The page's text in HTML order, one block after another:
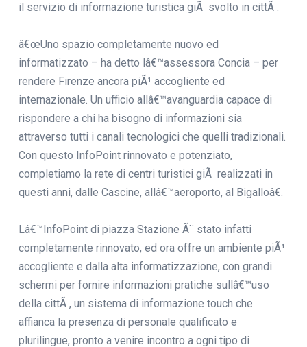
il servizio di informazione turistica giÃ svolto in cittÃ .
â€œUno spazio completamente nuovo ed
informatizzato – ha detto lâ€™assessora Concia – per
rendere Firenze ancora piÃ¹ accogliente ed
internazionale. Un ufficio allâ€™avanguardia capace di
rispondere a chi ha bisogno di informazioni sia
attraverso tutti i canali tecnologici che quelli tradizionali.
Con questo InfoPoint rinnovato e potenziato,
completiamo la rete di centri turistici giÃ realizzati in
questi anni, dalle Cascine, allâ€™aeroporto, al Bigalloâ€.
Lâ€™InfoPoint di piazza Stazione Ã¨ stato infatti
completamente rinnovato, ed ora offre un ambiente piÃ¹
accogliente e dalla alta informatizzazione, con grandi
schermi per fornire informazioni pratiche sullâ€™uso
della cittÃ , un sistema di informazione touch che
affianca la presenza di personale qualificato e
plurilingue, pronto a venire incontro a ogni tipo di